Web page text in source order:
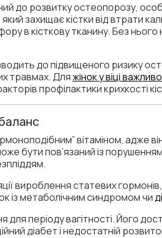
до розвитку остеопорозу,
захищає кістки від втрати
в кісткову тканину. Без нього
до підвищеного ризику
травмах. Дляжінок у віці
профілактики крихкості
вітаміном, адже
бути пов’язаний із
вироблення статевих
із метаболічним синдромом чи
для періоду вагітності. Його
діабет і недостатній